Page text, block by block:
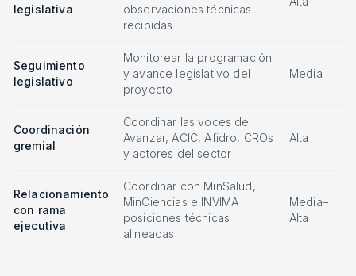
legislativa
observaciones técnicas
recibidas
Seguimiento
legislativo
Monitorear la programación
y avance legislativo del
proyecto
Media
Coordinación
gremial
Coordinar las voces de
Avanzar, ACIC, Afidro, CROs
y actores del sector
Alta
Relacionamiento
con rama
ejecutiva
Coordinar con MinSalud,
MinCiencias e INVIMA
posiciones técnicas
alineadas
Media–
Alta